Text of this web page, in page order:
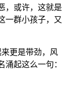
，或许，这就是
一群小孩子，又
更是带劲，风
涌起这么一句：